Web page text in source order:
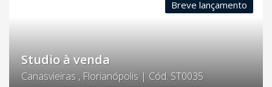
Breve lançamento
Studio à venda
Canasvieiras , Florianópolis | Cód. ST0035